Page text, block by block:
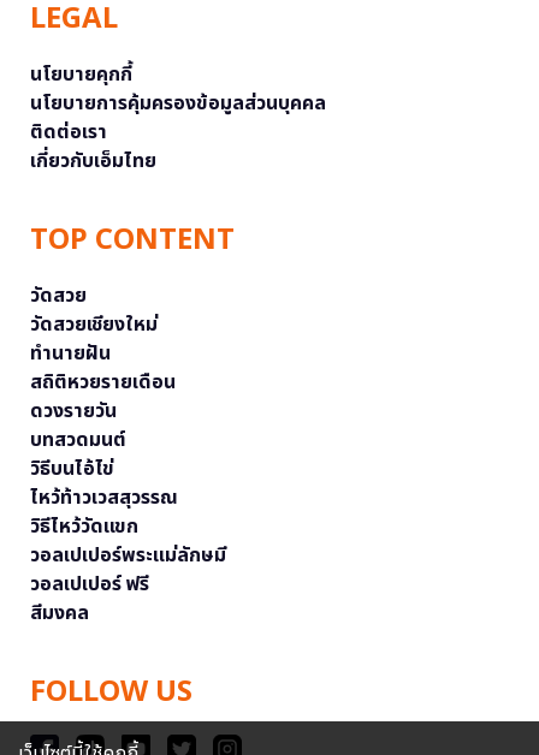
LEGAL
นโยบายคุกกี้
นโยบายการคุ้มครองข้อมูลส่วนบุคคล
ติดต่อเรา
เกี่ยวกับเอ็มไทย
TOP CONTENT
วัดสวย
วัดสวยเชียงใหม่
ทำนายฝัน
สถิติหวยรายเดือน
ดวงรายวัน
บทสวดมนต์
วิธีบนไอ้ไข่
ไหว้ท้าวเวสสุวรรณ
วิธีไหว้วัดแขก
วอลเปเปอร์พระแม่ลักษมี
วอลเปเปอร์ ฟรี
สีมงคล
FOLLOW US